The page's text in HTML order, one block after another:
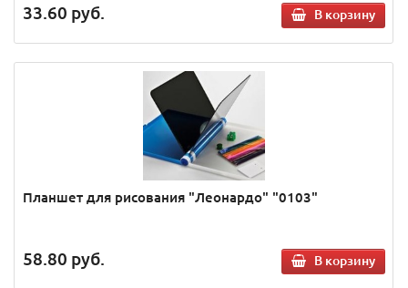
33.60 руб. В корзину
Планшет для рисования "Леонардо" "0103"
58.80 руб. В корзину